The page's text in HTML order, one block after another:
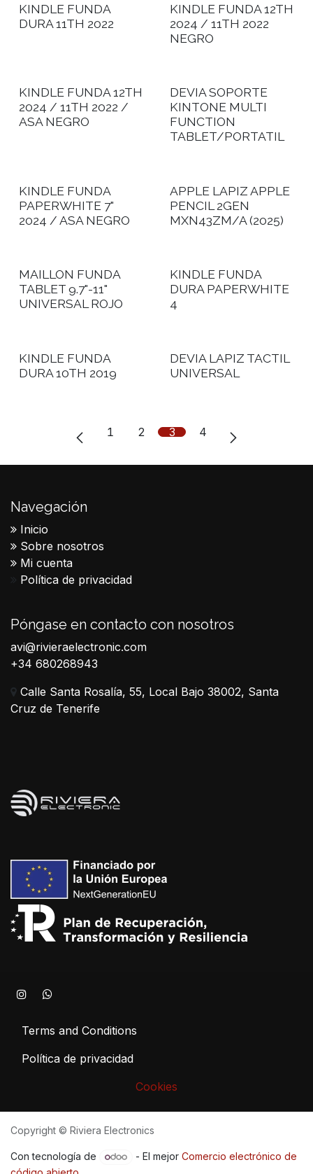
KINDLE FUNDA
DURA 11TH 2022
KINDLE FUNDA 12TH
2024 / 11TH 2022
NEGRO
KINDLE FUNDA 12TH
2024 / 11TH 2022 /
ASA NEGRO
DEVIA SOPORTE
KINTONE MULTI
FUNCTION
TABLET/PORTATIL
KINDLE FUNDA
PAPERWHITE 7"
2024 / ASA NEGRO
APPLE LAPIZ APPLE
PENCIL 2GEN
MXN43ZM/A (2025)
MAILLON FUNDA
TABLET 9.7"-11"
UNIVERSAL ROJO
KINDLE FUNDA
DURA PAPERWHITE
4
KINDLE FUNDA
DURA 10TH 2019
DEVIA LAPIZ TACTIL
UNIVERSAL
1 2 3 4
Navegación
Inicio
Sobre nosotros
Mi cuenta
Política de privacidad
Póngase en contacto con nosotros
avi@rivieraelectronic.com
+34 680268943
Calle Santa Rosalía, 55, Local Bajo 38002, Santa
Cruz de Tenerife
Terms and Conditions
Política de privacidad
Cookies
Copyright © Riviera Electronics
Con tecnología de - El mejorComercio electrónico de